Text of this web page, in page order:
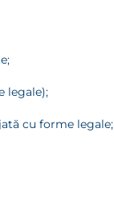
legale);
cu forme legale;